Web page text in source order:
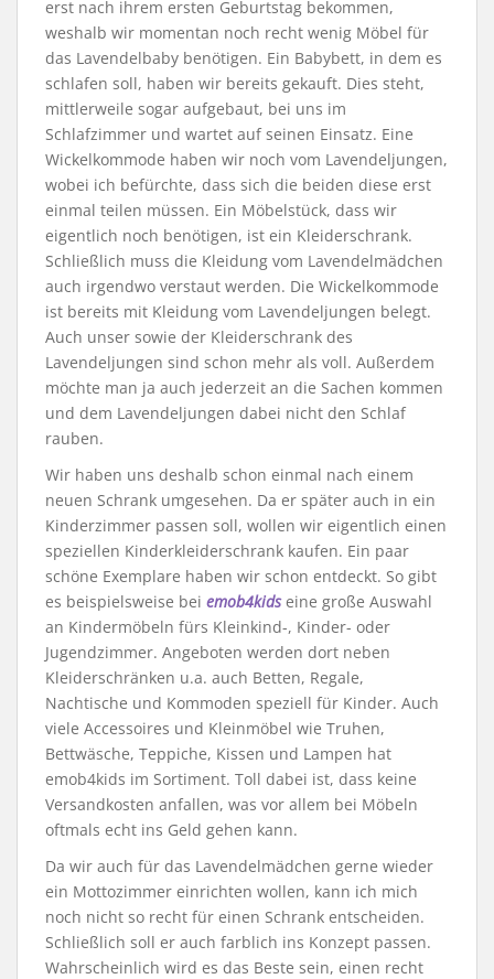
erst nach ihrem ersten Geburtstag bekommen,
weshalb wir momentan noch recht wenig Möbel für
das Lavendelbaby benötigen. Ein Babybett, in dem es
schlafen soll, haben wir bereits gekauft. Dies steht,
mittlerweile sogar aufgebaut, bei uns im
Schlafzimmer und wartet auf seinen Einsatz. Eine
Wickelkommode haben wir noch vom Lavendeljungen,
wobei ich befürchte, dass sich die beiden diese erst
einmal teilen müssen. Ein Möbelstück, dass wir
eigentlich noch benötigen, ist ein Kleiderschrank.
Schließlich muss die Kleidung vom Lavendelmädchen
auch irgendwo verstaut werden. Die Wickelkommode
ist bereits mit Kleidung vom Lavendeljungen belegt.
Auch unser sowie der Kleiderschrank des
Lavendeljungen sind schon mehr als voll. Außerdem
möchte man ja auch jederzeit an die Sachen kommen
und dem Lavendeljungen dabei nicht den Schlaf
rauben.
Wir haben uns deshalb schon einmal nach einem
neuen Schrank umgesehen. Da er später auch in ein
Kinderzimmer passen soll, wollen wir eigentlich einen
speziellen Kinderkleiderschrank kaufen. Ein paar
schöne Exemplare haben wir schon entdeckt. So gibt
es beispielsweise bei emob4kidseine große Auswahl
an Kindermöbeln fürs Kleinkind-, Kinder- oder
Jugendzimmer. Angeboten werden dort neben
Kleiderschränken u.a. auch Betten, Regale,
Nachtische und Kommoden speziell für Kinder. Auch
viele Accessoires und Kleinmöbel wie Truhen,
Bettwäsche, Teppiche, Kissen und Lampen hat
emob4kids im Sortiment. Toll dabei ist, dass keine
Versandkosten anfallen, was vor allem bei Möbeln
oftmals echt ins Geld gehen kann.
Da wir auch für das Lavendelmädchen gerne wieder
ein Mottozimmer einrichten wollen, kann ich mich
noch nicht so recht für einen Schrank entscheiden.
Schließlich soll er auch farblich ins Konzept passen.
Wahrscheinlich wird es das Beste sein, einen recht